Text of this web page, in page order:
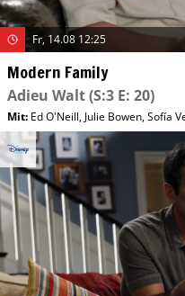
Fr, 14.08 12:25
Modern Family
Adieu Walt(S:3 E: 20)
Mit: Ed O'Neill, Julie Bowen,Sofía